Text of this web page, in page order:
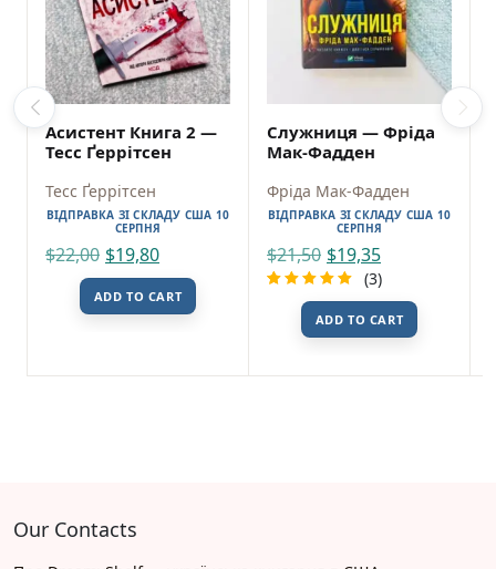
Асистент Книга 2 —
Тесс Ґеррітсен
Тесс Ґеррітсен
ВІДПРАВКА ЗІ СКЛАДУ США 10
СЕРПНЯ
$22,00 $19,80
ADD TO CART
Служниця — Фріда
Мак-Фадден
Фріда Мак-Фадден
ВІДПРАВКА ЗІ СКЛАДУ США 10
СЕРПНЯ
$21,50 $19,35
Rated
out
ratings
(3)
ADD TO CART
Our Contacts